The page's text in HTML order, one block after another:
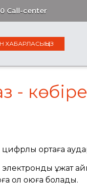
Call-center
ХАБАРЛАСЫҢЫЗ
-
ортаға
құжат
қол қоюға болады.